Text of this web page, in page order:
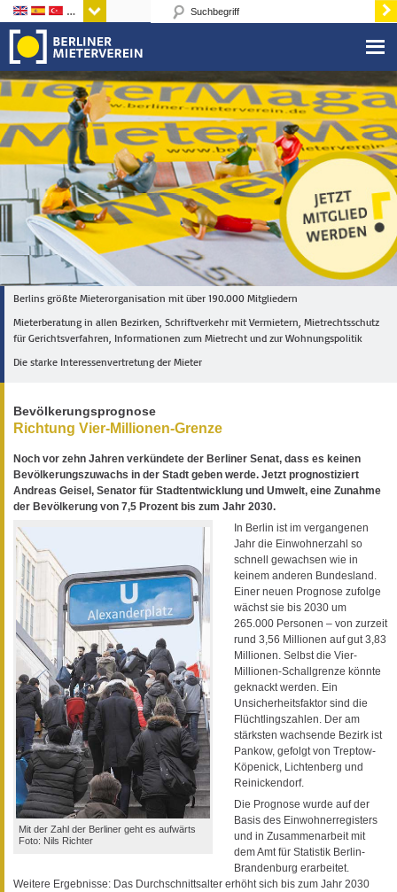
Sprachen
Berlins größte Mieterorganisation mit über 190.000 Mitgliedern
Mieterberatung in allen Bezirken, Schriftverkehr mit Vermietern, Mietrechtsschutz
für Gerichtsverfahren, Informationen zum Mietrecht und zur Wohnungspolitik
Die starke Interessenvertretung der Mieter
Bevölkerungsprognose
Richtung Vier-Millionen-Grenze
Noch vor zehn Jahren verkündete der Berliner Senat, dass es keinen
Bevölkerungszuwachs in der Stadt geben werde. Jetzt prognostiziert
Andreas Geisel, Senator für Stadtentwicklung und Umwelt, eine Zunahme
der Bevölkerung von 7,5 Prozent bis zum Jahr 2030.
Mit der Zahl der Berliner geht es aufwärts
Foto: Nils Richter
In Berlin ist im vergangenen
Jahr die Einwohnerzahl so
schnell gewachsen wie in
keinem anderen Bundesland.
Einer neuen Prognose zufolge
wächst sie bis 2030 um
265.000 Personen – von zurzeit
rund 3,56 Millionen auf gut 3,83
Millionen. Selbst die Vier-
Millionen-Schallgrenze könnte
geknackt werden. Ein
Unsicherheitsfaktor sind die
Flüchtlingszahlen. Der am
stärksten wachsende Bezirk ist
Pankow, gefolgt von Treptow-
Köpenick, Lichtenberg und
Reinickendorf.
Die Prognose wurde auf der
Basis des Einwohnerregisters
und in Zusammenarbeit mit
dem Amt für Statistik Berlin-
Brandenburg erarbeitet.
Weitere Ergebnisse: Das Durchschnittsalter erhöht sich bis zum Jahr 2030